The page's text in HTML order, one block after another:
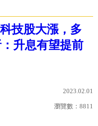
技股大漲，多
升息有望提前
2023.02.01
瀏覽數： 8811